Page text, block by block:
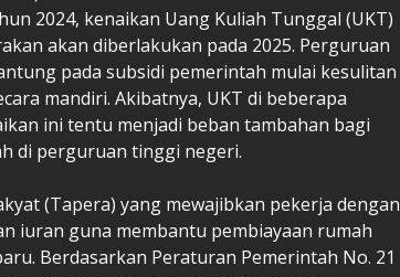
2024, kenaikan Uang Kuliah Tunggal (UKT)
akan diberlakukan pada 2025. Perguruan
pada subsidi pemerintah mulai kesulitan
mandiri. Akibatnya, UKT di beberapa
ini tentu menjadi beban tambahan bagi
di perguruan tinggi negeri.
(Tapera) yang mewajibkan pekerja dengan
iuran guna membantu pembiayaan rumah
Berdasarkan Peraturan Pemerintah No. 21